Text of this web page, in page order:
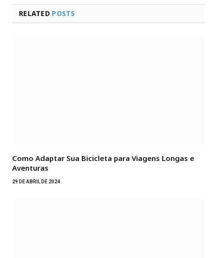
RELATED POSTS
Como Adaptar Sua Bicicleta para Viagens Longas e
Aventuras
29 DE ABRIL DE 2024